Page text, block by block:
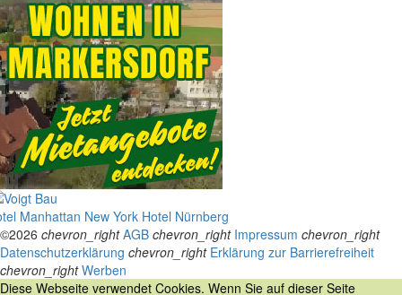
Manhattan New York Hotel Nürnberg
©2026 chevron_right AGB chevron_right Impressum chevron_right
Datenschutzerklärung chevron_right Erklärung zur Barrierefreiheit
chevron_right Werben
Diese Webseite verwendet Cookies. Wenn Sie auf dieser Seite